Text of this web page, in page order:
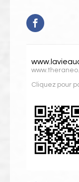
Cliquez pour